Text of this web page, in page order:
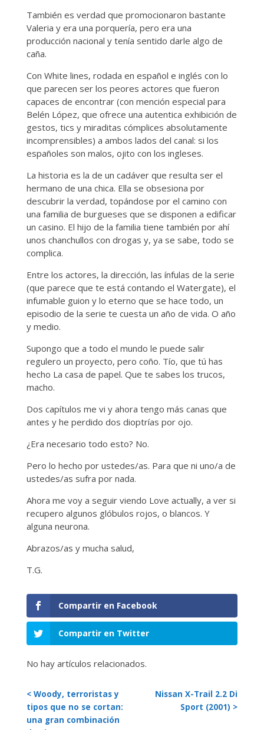
También es verdad que promocionaron bastante
Valeria y era una porquería, pero era una
producción nacional y tenía sentido darle algo de
caña.
Con White lines, rodada en español e inglés con lo
que parecen ser los peores actores que fueron
capaces de encontrar (con mención especial para
Belén López, que ofrece una autentica exhibición de
gestos, tics y miraditas cómplices absolutamente
incomprensibles) a ambos lados del canal: si los
españoles son malos, ojito con los ingleses.
La historia es la de un cadáver que resulta ser el
hermano de una chica. Ella se obsesiona por
descubrir la verdad, topándose por el camino con
una familia de burgueses que se disponen a edificar
un casino. El hijo de la familia tiene también por ahí
unos chanchullos con drogas y, ya se sabe, todo se
complica.
Entre los actores, la dirección, las ínfulas de la serie
(que parece que te está contando el Watergate), el
infumable guion y lo eterno que se hace todo, un
episodio de la serie te cuesta un año de vida. O año
y medio.
Supongo que a todo el mundo le puede salir
regulero un proyecto, pero coño. Tío, que tú has
hecho La casa de papel. Que te sabes los trucos,
macho.
Dos capítulos me vi y ahora tengo más canas que
antes y he perdido dos dioptrías por ojo.
¿Era necesario todo esto? No.
Pero lo hecho por ustedes/as. Para que ni uno/a de
ustedes/as sufra por nada.
Ahora me voy a seguir viendo Love actually, a ver si
recupero algunos glóbulos rojos, o blancos. Y
alguna neurona.
Abrazos/as y mucha salud,
T.G.
Compartir en Facebook
Compartir en Twitter
No hay artículos relacionados.
< Woody, terroristas y
tipos que no se cortan:
una gran combinación
Nissan X-Trail 2.2 Di
Sport (2001) >